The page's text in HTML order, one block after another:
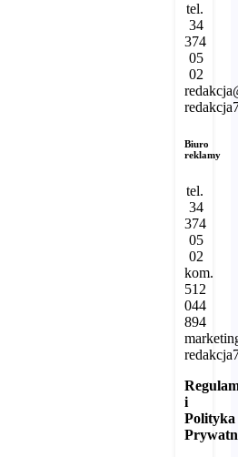
tel.
34
374
05
02
Biuro
reklamy
tel.
34
374
05
02
kom.
512
044
894
i
Polityka